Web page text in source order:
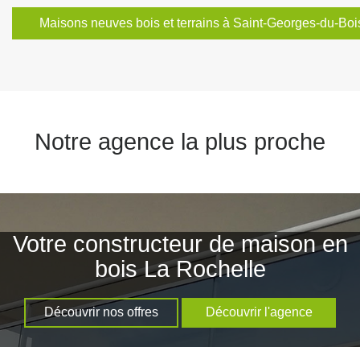
Maisons neuves bois et terrains à Saint-Georges-du-
Notre agence la plus proche
Votre constructeur de maison en
bois La Rochelle
Découvrir nos offres Découvrir l'agence